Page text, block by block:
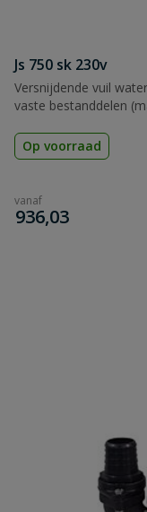
Js 750 sk 230v
Versnijdende vuil
vaste bestanddelen
Op voorraad
vanaf
€
936,03